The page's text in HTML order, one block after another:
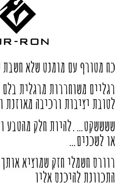
כח מטורף עם מומנט שלא
רגליים משוחררות מרגלית בלם
לטובת יציבות ורכיבה מאוזנת
ששששקט….להיות חלק מהטבע
או לשכנים…
רוורס חשמלי חזק שמוציא
התכוונת להיכנס אליו